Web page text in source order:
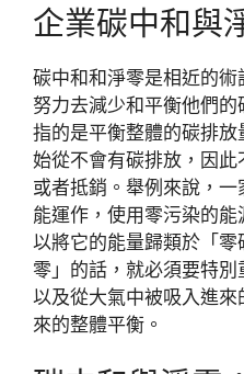
企業碳中和與
碳中和和淨零是相近的
努力去減少和平衡他們的
指的是平衡整體的碳排
始從不會有碳排放，因
或者抵銷。舉例來說，
能運作，使用零污染的
以將它的能量歸類於「
零」的話，就必須要特
以及從大氣中被吸入進
來的整體平衡。